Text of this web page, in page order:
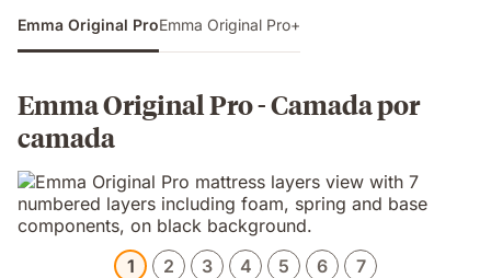
Emma Original ProEmma Original Pro+
Emma Original Pro - Camada por
camada
1 2 3 4 5 6 7